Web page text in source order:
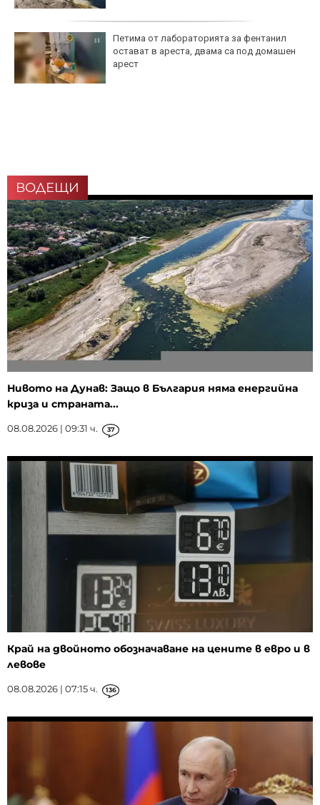
Петима от лабораторията за фентанил
остават в ареста, двама са под домашен
арест
ВОДЕЩИ
Нивото на Дунав: Защо в България няма енергийна
криза и страната...
08.08.2026 | 09:31 ч. 37
Край на двойното обозначаване на цените в евро и в
левове
08.08.2026 | 07:15 ч. 136